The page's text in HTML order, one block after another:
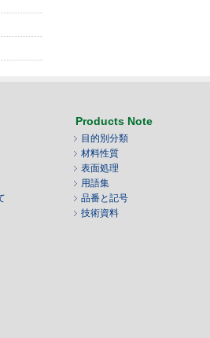
Products Note
目的別分類
材料性質
表面処理
用語集
品番と記号
技術資料